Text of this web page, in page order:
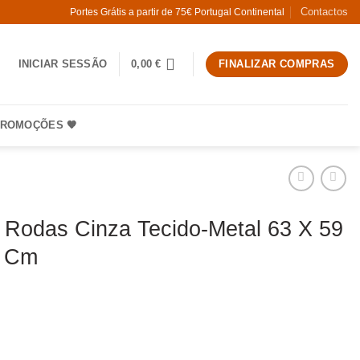
Portes Grátis a partir de 75€ Portugal Continental Contactos
INICIAR SESSÃO 0,00€ FINALIZAR COMPRAS
🧡
Cinza Tecido-Metal 63 X 59